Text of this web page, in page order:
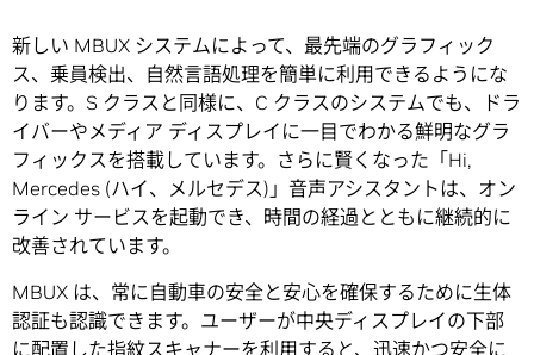
新しい MBUX システムによって、最先端のグラフィック
ス、乗員検出、自然言語処理を簡単に利用できるようにな
ります。S クラスと同様に、C クラスのシステムでも、ドラ
イバーやメディア ディスプレイに一目でわかる鮮明なグラ
フィックスを搭載しています。さらに賢くなった「Hi,
Mercedes (ハイ、メルセデス)」音声アシスタントは、オン
ライン サービスを起動でき、時間の経過とともに継続的に
改善されています。
MBUX は、常に自動車の安全と安心を確保するために生体
認証も認識できます。ユーザーが中央ディスプレイの下部
に配置した指紋スキャナーを利用すると、迅速かつ安全に